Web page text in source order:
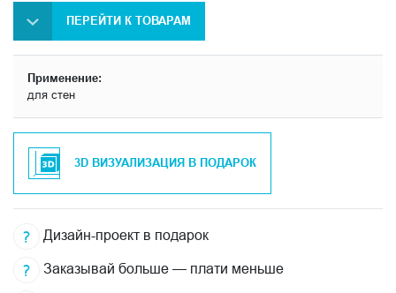
ПЕРЕЙТИ К ТОВАРАМ
Применение:
для стен
3D ВИЗУАЛИЗАЦИЯ В ПОДАРОК
Дизайн-проект в подарок
Заказывай больше — плати меньше